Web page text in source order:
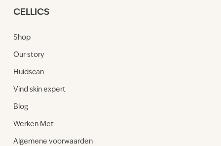
CELLICS
Shop
Our story
Huidscan
Vind skin expert
Blog
Werken Met
Algemene voorwaarden